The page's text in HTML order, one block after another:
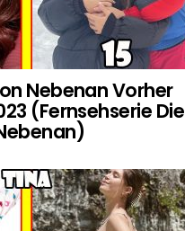
Nebenan Vorher
(Fernsehserie Die